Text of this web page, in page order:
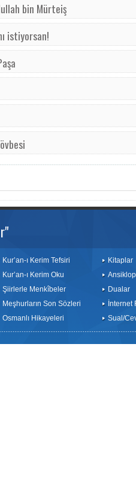
bin Mürteiş
istiyorsan!
Kur’an-ı Kerim Tefsiri
Kur’an-ı Kerim Oku
Şiirlerle Menkîbeler
Meşhurların Son Sözleri
Osmanlı Hikayeleri
Kitaplar
Dualar
İnternet
Sual/